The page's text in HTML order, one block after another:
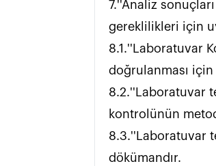
7.''Analiz
gereklilikleri için
8.1.''Laboratuvar
doğrulanması için
8.2.''Laboratuvar
kontrolünün
8.3.''Laboratuvar
dökümandır.